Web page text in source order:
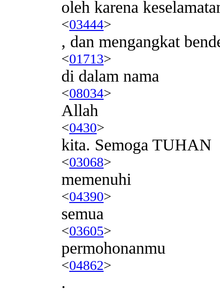
oleh karena
<03444>
, dan mengangkat
<01713>
di dalam nama
<08034>
Allah
<0430>
kita. Semoga TUHAN
<03068>
memenuhi
<04390>
semua
<03605>
permohonanmu
<04862>
.